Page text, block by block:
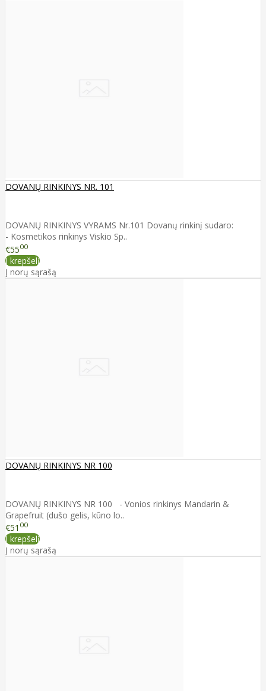
DOVANŲ RINKINYS NR. 101
DOVANŲ RINKINYS VYRAMS Nr.101 Dovanų rinkinį sudaro:
- Kosmetikos rinkinys Viskio Sp..
€5500
Į krepšelį
Į norų sąrašą
DOVANŲ RINKINYS NR 100
DOVANŲ RINKINYS NR 100 - Vonios rinkinys Mandarin &
Grapefruit (dušo gelis, kūno lo..
€51 00
Į krepšelį
Į norų sąrašą